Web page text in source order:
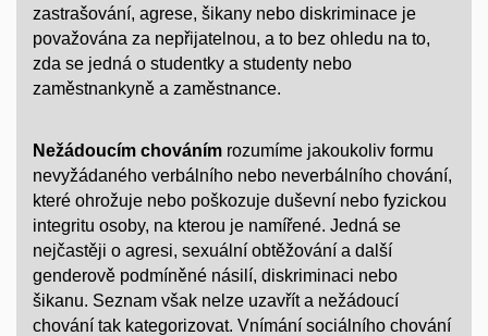
zastrašování, agrese, šikany nebo diskriminace je
považována za nepřijatelnou, a to bez ohledu na to,
zda se jedná o studentky a studenty nebo
zaměstnankyně a zaměstnance.
Nežádoucím chováním rozumíme jakoukoliv formu
nevyžádaného verbálního nebo neverbálního chování,
které ohrožuje nebo poškozuje duševní nebo fyzickou
integritu osoby, na kterou je namířené. Jedná se
nejčastěji o agresi, sexuální obtěžování a další
genderově podmíněné násilí, diskriminaci nebo
šikanu. Seznam však nelze uzavřít a nežádoucí
chování tak kategorizovat. Vnímání sociálního chování